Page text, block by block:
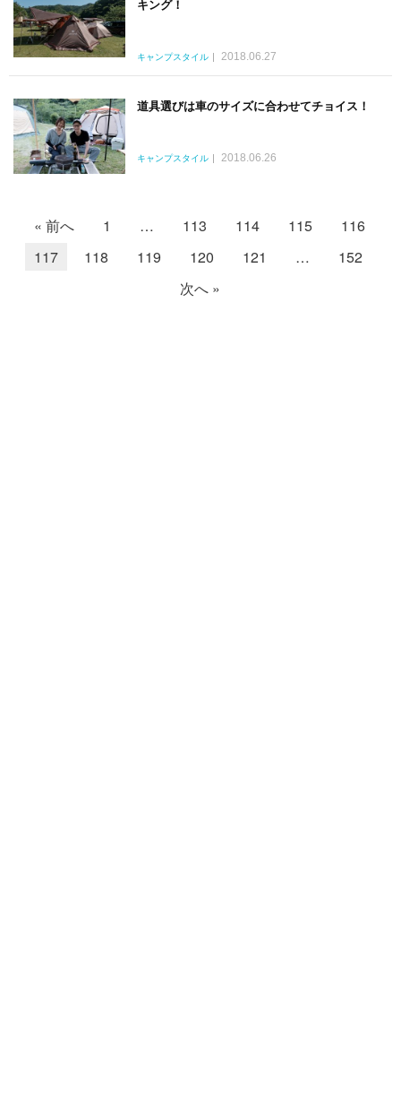
キング！
キャンプスタイル 2018.06.27
道具選びは車のサイズに合わせてチョイス！
キャンプスタイル 2018.06.26
« 前へ 1 … 113 114 115
116
117
118 119 120 121 …
152
次へ »